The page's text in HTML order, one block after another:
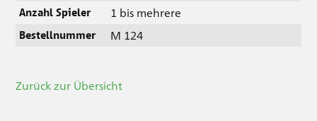
Anzahl Spieler 1 bis mehrere
Bestellnummer M 124
Zurück zur Übersicht